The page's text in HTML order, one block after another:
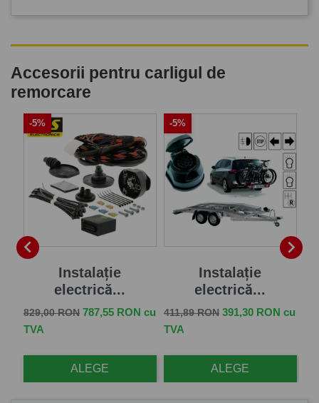
Accesorii pentru carligul de
remorcare

Instalație
electrică...
Pret de baza
829,00 RON Pret
787,55 RON cu
TVA
ALEGE
-5%
Instalație
electrică...
Pret de baza
411,89 RON Pret
391,30 RON cu
TVA
ALEGE
-5%
